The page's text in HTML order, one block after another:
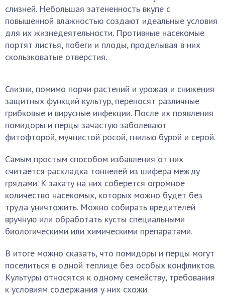
слизней. Небольшая затененность вкупе с
повышенной влажностью создают идеальные условия
для их жизнедеятельности. Противные насекомые
портят листья, побеги и плоды, проделывая в них
скользковатые отверстия.
Слизни, помимо порчи растений и урожая и снижения
защитных функций культур, переносят различные
грибковые и вирусные инфекции. После их появления
помидоры и перцы зачастую заболевают
фитофторой, мучнистой росой, гнилью бурой и серой.
Самым простым способом избавления от них
считается раскладка тоннелей из шифера между
грядами. К закату на них соберется огромное
количество насекомых, которых можно будет без
труда уничтожить. Можно собирать вредителей
вручную или обработать кусты специальными
биологическими или химическими препаратами.
В итоге можно сказать, что помидоры и перцы могут
поселиться в одной теплице без особых конфликтов.
Культуры относятся к одному семейству, требования
к условиям содержания у них схожи.